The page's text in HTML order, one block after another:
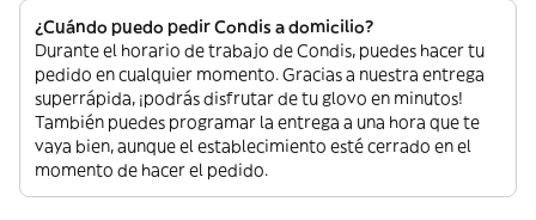
¿Cuándo puedo pedir Condis a domicilio?
Durante el horario de trabajo de Condis, puedes hacer tu
pedido en cualquier momento. Gracias a nuestra entrega
superrápida, ¡podrás disfrutar de tu glovo en minutos!
También puedes programar la entrega a una hora que te
vaya bien, aunque el establecimiento esté cerrado en el
momento de hacer el pedido.